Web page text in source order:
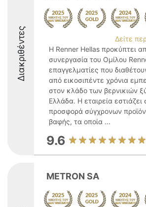
Διακριθέντες
Δείτε
Η Renner Hellas προκύπτει
συνεργασία του Ομίλου
επαγγελματίες που
από εικοσιπέντε χρόνια
στον κλάδο των βερνικιών
Ελλάδα. Η εταιρεία εστιάζει
προσφορά σύγχρονων
βαφής, τα οποία ...
9.6
METRON SA